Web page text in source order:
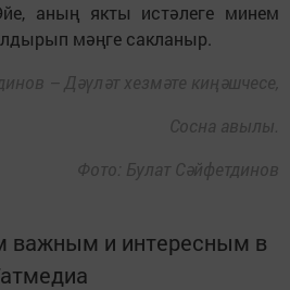
аның якты истәлеге минем
мәңге сакланыр.
– Дәүләт хезмәте киңәшчесе,
Сосна авылы.
Фото: Булат Сәйфетдинов
важным и интересным в